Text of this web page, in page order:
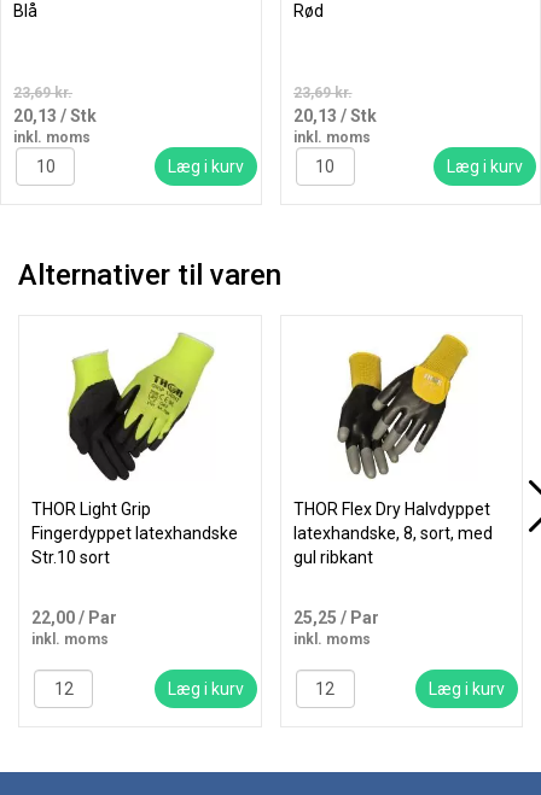
Blå
23,69 kr.
20,13 / Stk
inkl. moms
Læg i kurv
Rød
23,69 kr.
20,13 / Stk
inkl. moms
Læg i kurv
Alternativer til varen
THOR Light Grip
Fingerdyppet latexhandske
Str.10 sort
22,00/ Par
inkl. moms
Læg i kurv
THOR Flex Dry Halvdyppet
latexhandske, 8, sort, med
gul ribkant
25,25 / Par
inkl. moms
Læg i kurv